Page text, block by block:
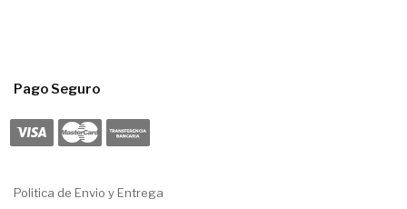
Pago Seguro
Politica de Envio y Entrega